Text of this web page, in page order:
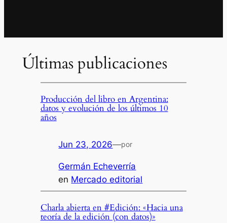
Últimas publicaciones
Producción del libro en Argentina:
datos y evolución de los últimos 10
años
Jun 23, 2026—por
Germán Echeverría
en Mercado editorial
Charla abierta en #Edición: «Hacia una
teoría de la edición (con datos)»